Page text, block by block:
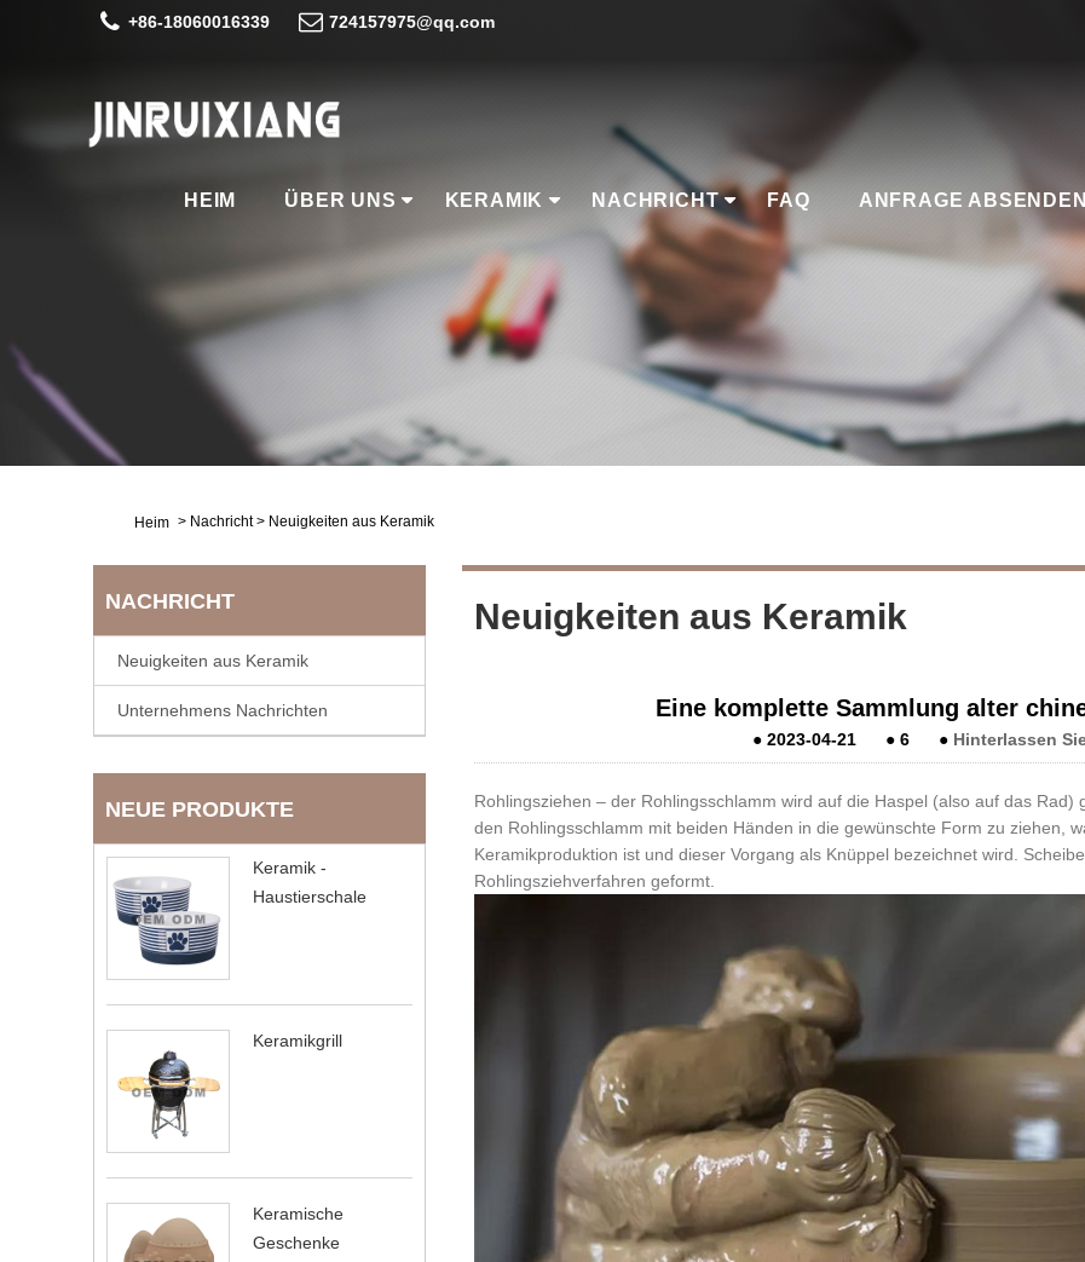
+86-18060016339 724157975@qq.com
HEIM ÜBER UNS KERAMIK NACHRICHT FAQ ANFRAGE ABSENDEN
Heim > Nachricht > Neuigkeiten aus Keramik
NACHRICHT
Neuigkeiten aus Keramik
Unternehmens Nachrichten
NEUE PRODUKTE
Keramik -
Haustierschale
Keramikgrill
Keramische
Geschenke
Neuigkeiten aus Keramik
Eine komplette Sammlung alter
● 2023-04-21 ● 6 ● Hinterlassen
Rohlingsziehen – der Rohlingsschlamm wird auf die Haspel (also auf das
den Rohlingsschlamm mit beiden Händen in die gewünschte Form zu ziehen,
Keramikproduktion ist und dieser Vorgang als Knüppel bezeichnet wird.
Rohlingsziehverfahren geformt.